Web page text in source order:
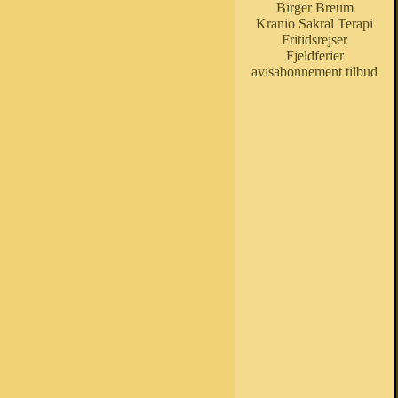
Birger Breum
Kranio Sakral Terapi
Fritidsrejser
Fjeldferier
avisabonnement tilbud